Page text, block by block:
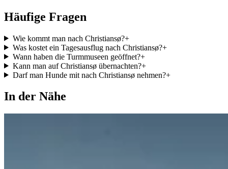
Häufige Fragen
Wie kommt man nach Christiansø?+
Was kostet ein Tagesausflug nach Christiansø?+
Wann haben die Turmmuseen geöffnet?+
Kann man auf Christiansø übernachten?+
Darf man Hunde mit nach Christiansø nehmen?+
In der Nähe